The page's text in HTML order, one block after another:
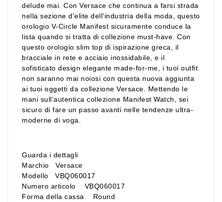
delude mai. Con Versace che continua a farsi strada
nella sezione d'elite dell'industria della moda, questo
orologio V-Circle Manifest sicuramente conduce la
lista quando si tratta di collezione must-have. Con
questo orologio slim top di ispirazione greca, il
bracciale in rete e acciaio inossidabile, e il
sofisticato design elegante made-for-me, i tuoi outfit
non saranno mai noiosi con questa nuova aggiunta
ai tuoi oggetti da collezione Versace. Mettendo le
mani sull'autentica collezione Manifest Watch, sei
sicuro di fare un passo avanti nelle tendenze ultra-
moderne di voga.
Guarda i dettagli
Marchio Versace
Modello VBQ060017
Numero articolo VBQ060017
Forma della cassa Round